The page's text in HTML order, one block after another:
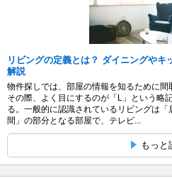
リビングの定義とは？ ダイニングや
解説
物件探しでは、部屋の情報を知るために間
その際、よく目にするのが「L」という略
る。一般的に認識されているリビングは
間」の部分となる部屋で、テレビ...
もっと